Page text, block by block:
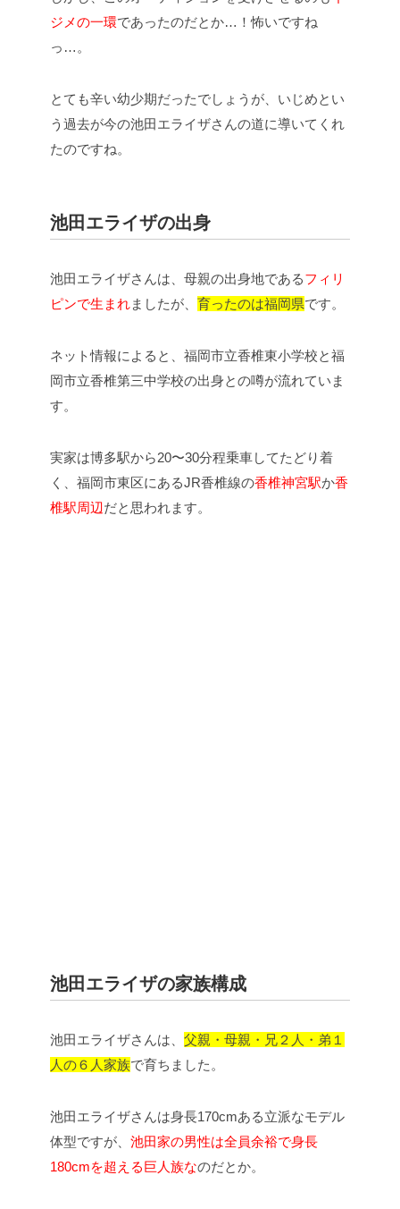
ジメの一環であったのだとか…！怖いですね
っ…。
とても辛い幼少期だったでしょうが、いじめとい
う過去が今の池田エライザさんの道に導いてくれ
たのですね。
池田エライザの出身
池田エライザさんは、母親の出身地であるフィリ
ピンで生まれましたが、 育ったのは福岡県です。
ネット情報によると、福岡市立香椎東小学校と福
岡市立香椎第三中学校の出身との噂が流れていま
す。
実家は博多駅から20〜30分程乗車してたどり着
く、福岡市東区にあるJR香椎線の香椎神宮駅か香
椎駅周辺だと思われます。
池田エライザの家族構成
池田エライザさんは、 父親・母親・兄２人・弟１
人の６人家族で育ちました。
池田エライザさんは身長170cmある立派なモデル
体型ですが、 池田家の男性は全員余裕で身長
180cmを超える巨人族なのだとか。